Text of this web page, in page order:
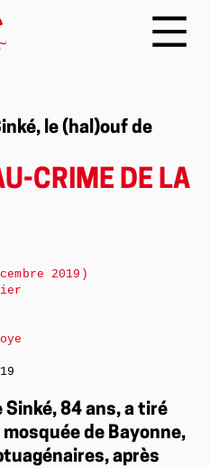
le (hal)ouf de
CRIME DE LA
Sinké, 84 ans, a tiré
de Bayonne,
après
2019)